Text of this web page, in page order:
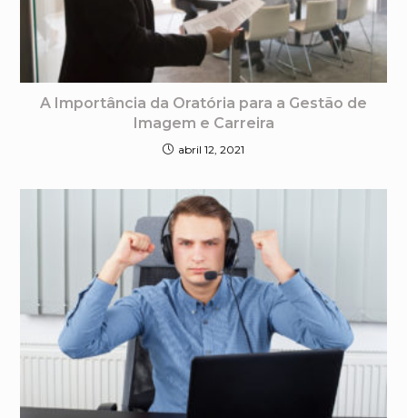
A Importância da Oratória para a Gestão de
Imagem e Carreira
abril 12, 2021